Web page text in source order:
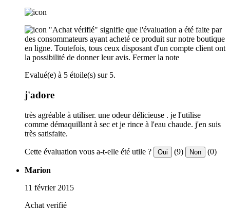
"Achat vérifié" signifie que l'évaluation a été faite par
des consommateurs ayant acheté ce produit sur notre boutique
en ligne. Toutefois, tous ceux disposant d'un compte client ont
la possibilité de donner leur avis. Fermer la note
Evalué(e) à 5 étoile(s) sur 5.
j'adore
très agréable à utiliser. une odeur délicieuse . je l'utilise
comme démaquillant à sec et je rince à l'eau chaude. j'en suis
très satisfaite.
Cette évaluation vous a-t-elle été utile ? Oui (9) Non (0)
Marion
11 février 2015
Achat verifié